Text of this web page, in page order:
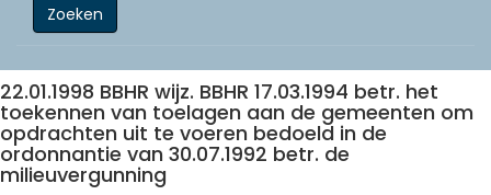
Zoeken
22.01.1998 BBHR wijz. BBHR 17.03.1994 betr. het
toekennen van toelagen aan de gemeenten om
opdrachten uit te voeren bedoeld in de
ordonnantie van 30.07.1992 betr. de
milieuvergunning